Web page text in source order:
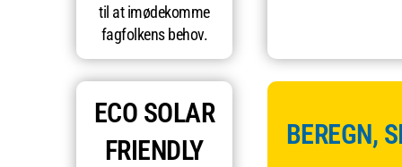
til at imødekomme
fagfolkens behov.
ECO SOLAR
FRIENDLY
BEREGN,